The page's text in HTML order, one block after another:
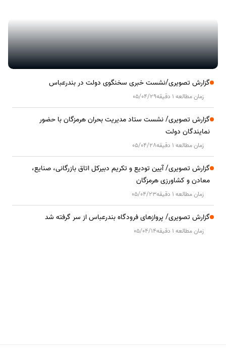
گزارش تصویری/نشست خبری سخنگوی دولت در بندرعباس
زمان مطالعه 1 دقیقه 05/04/29
گزارش تصویری/ نشست ستاد مدیریت بحران هرمزگان با حضور
نمایندگان دولت
زمان مطالعه 1 دقیقه 05/04/28
گزارش تصویری/ آیین تودیع و تکریم دبیرکل اتاق بازرگانی، صنایع،
معادن و کشاورزی هرمزگان
زمان مطالعه 1 دقیقه 05/04/23
گزارش تصویری/ پروازهای فرودگاه بندرعباس از سر گرفته شد
زمان مطالعه 1 دقیقه 05/04/14